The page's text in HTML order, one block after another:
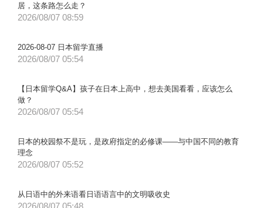
居，这条路怎么走？
2026/08/07 08:59
2026-08-07 日本留学直播
2026/08/07 05:54
【日本留学Q&A】孩子在日本上高中，想去美国看看，应该怎么
做？
2026/08/07 05:54
日本的校园祭不是玩，是政府指定的必修课——与中国不同的教育
理念
2026/08/07 05:52
从日语中的外来语看日语语言中的文明吸收史
2026/08/07 05:48